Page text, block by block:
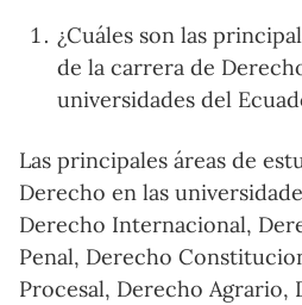
¿Cuáles son las
de la carrera de
universidades del
Las principales áreas de
Derecho en las
Derecho Internacional,
Penal, Derecho
Procesal, Derecho Agrario,